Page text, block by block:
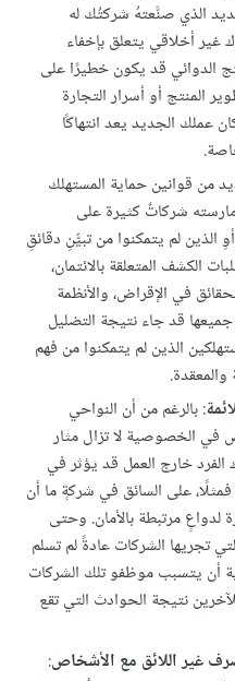
الذي صنَّعتهُ شركتُك له
غير أخلاقي يتعلق بإخفاء
الدوائي قد يكون خطيرًا على
المنتج أو أسرار التجارة
عملك الجديد يعد انتهاكًا
من قوانين حماية المستهلك
مارسته شركاتٌ كثيرة على
الذين لم يتمكنوا من تبيُّنِ دقائقِ
الكشف المتعلقة بالائتمان،
في الإقراض، والأنظمة
قد جاء نتيجة التضليل
الذين لم يتمكنوا من فهم
: بالرغم من أن النواحي
في الخصوصية لا تزال مثار
خارج العمل قد يؤثر في
على السائق في شركةٍ ما أن
لدواعٍ مرتبطة بالأمان. وحتى
تجريها الشركات عادةً لم تسلم
أن يتسبب موظفو تلك الشركات
نتيجة الحوادث التي تقع
غير اللائق مع الأشخاص: